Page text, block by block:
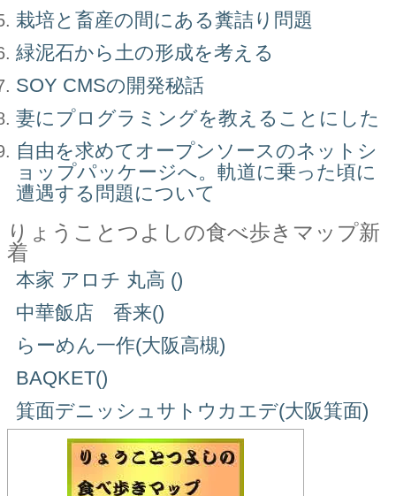
栽培と畜産の間にある糞詰り問題
緑泥石から土の形成を考える
SOY CMSの開発秘話
妻にプログラミングを教えることにした
自由を求めてオープンソースのネットシ
ョップパッケージへ。軌道に乗った頃に
遭遇する問題について
りょうことつよしの食べ歩きマップ新
着
本家 アロチ 丸高 ()
中華飯店 香来()
らーめん一作(大阪高槻)
BAQKET()
箕面デニッシュサトウカエデ(大阪箕面)